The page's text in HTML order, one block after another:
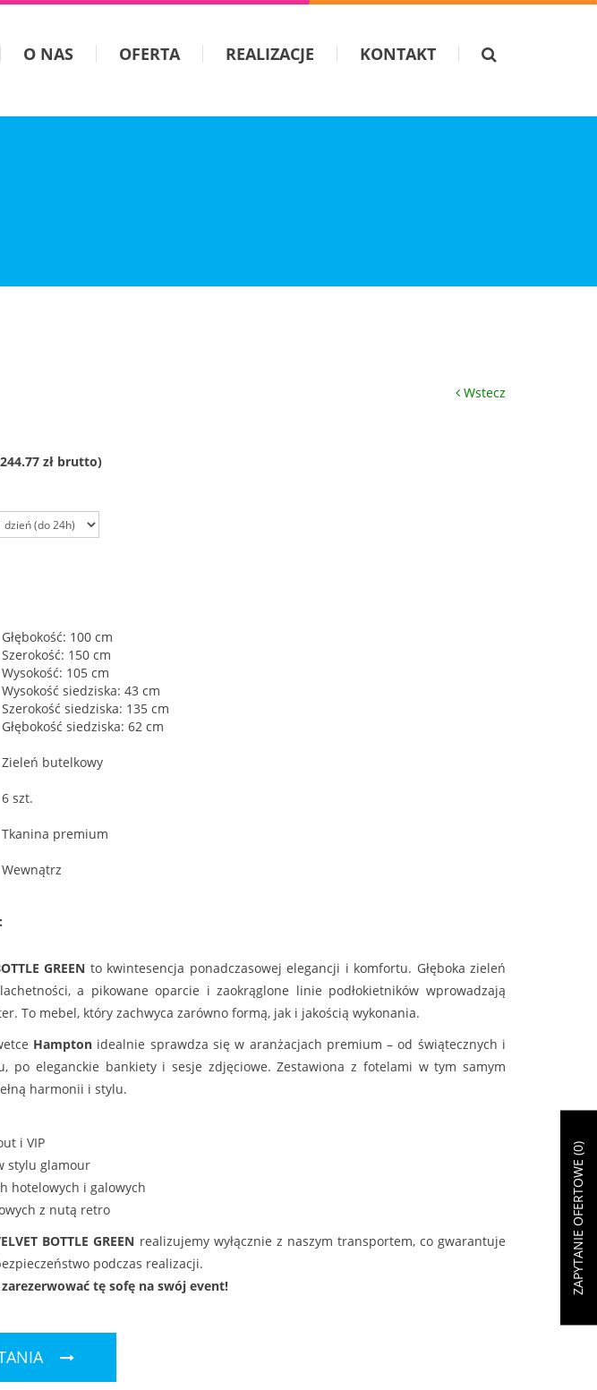
O NAS OFERTA REALIZACJE KONTAKT
Wstecz
zł brutto)
Głębokość: 100 cm
Szerokość: 150 cm
Wysokość: 105 cm
Wysokość siedziska: 43 cm
Szerokość siedziska: 135 cm
Głębokość siedziska: 62 cm
Zieleń butelkowy
6 szt.
Tkanina premium
Wewnątrz
GREEN to kwintesencja ponadczasowej elegancji i komfortu. Głęboka zieleń
a pikowane oparcie i zaokrąglone linie podłokietników wprowadzają
To mebel, który zachwyca zarówno formą, jak i jakością wykonania.
Hampton idealnie sprawdza się w aranżacjach premium – od świątecznych i
po eleganckie bankiety i sesje zdjęciowe. Zestawiona z fotelami w tym samym
harmonii i stylu.
i VIP
stylu glamour
hotelowych i galowych
z nutą retro
BOTTLE GREEN realizujemy wyłącznie z naszym transportem, co gwarantuje
podczas realizacji.
tę sofę na swój event!
ZAPYTANIE OFERTOWE (
0
)